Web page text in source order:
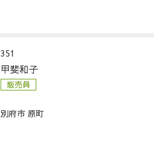
351
甲斐和子
販売員
別府市 原町